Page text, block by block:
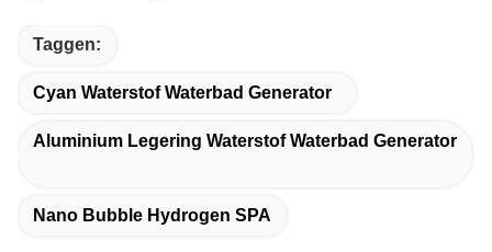
Taggen:
Cyan Waterstof Waterbad Generator
Aluminium Legering Waterstof Waterbad Generator
Nano Bubble Hydrogen SPA